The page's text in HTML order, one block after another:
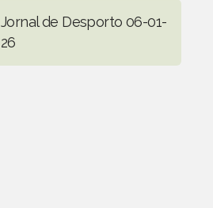
Jornal de Desporto 06-01-
26